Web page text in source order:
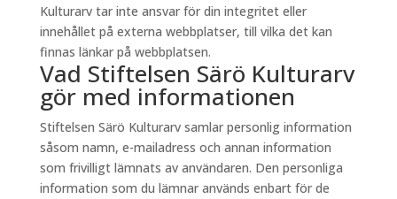
Kulturarv tar inte ansvar för din integritet eller
innehållet på externa webbplatser, till vilka det kan
finnas länkar på webbplatsen.
Vad Stiftelsen Särö Kulturarv
gör med informationen
Stiftelsen Särö Kulturarv samlar personlig information
såsom namn, e-mailadress och annan information
som frivilligt lämnats av användaren. Den personliga
information som du lämnar används enbart för de